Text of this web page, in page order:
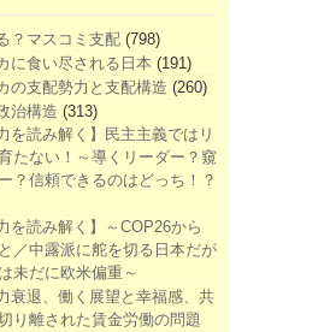
？マスコミ支配 (798)
に食い尽される日本 (191)
の支配勢力と支配構造 (260)
治構造 (313)
を読み解く】民主主義ではリ
たない！～導くリーダー？窺
？信頼できるのはどっち！？
を読み解く】～COP26から
／中露派に舵を切る日本だが
未だに欧米偏重～
衰退、働く展望と幸福感、共
り離された賃金労働の問題